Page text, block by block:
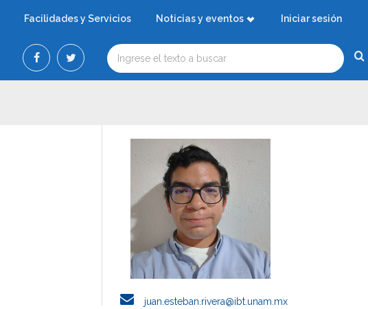
Facilidades y Servicios Noticias y eventos Iniciar sesión
juan.esteban.rivera@ibt.unam.mx